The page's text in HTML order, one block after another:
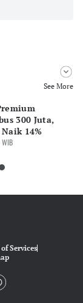
See More
300 Juta,
14%
Services